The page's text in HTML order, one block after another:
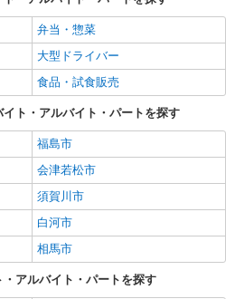
弁当・惣菜
大型ドライバー
食品・試食販売
ト・アルバイト・パートを探す
福島市
会津若松市
須賀川市
白河市
相馬市
アルバイト・パートを探す